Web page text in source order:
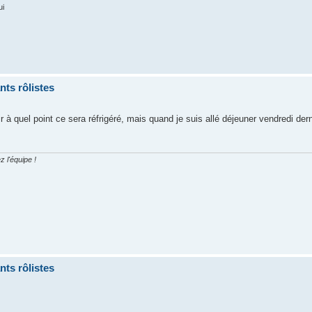
rôlistes
quel point ce sera réfrigéré, mais quand je suis allé déjeuner vendredi
l'équipe !
rôlistes